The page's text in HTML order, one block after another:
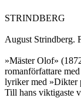
STRINDBERG
August Strindberg.
»Mäster Olof»
romanförfattare
lyriker med »Dikter
Till hans viktigaste